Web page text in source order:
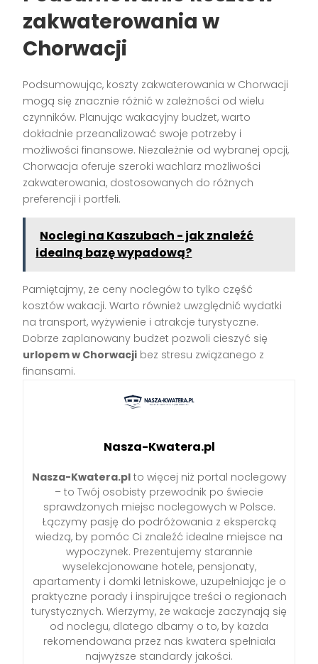
zakwaterowania w
Chorwacji
Podsumowując, koszty zakwaterowania w Chorwacji
mogą się znacznie różnić w zależności od wielu
czynników. Planując wakacyjny budżet, warto
dokładnie przeanalizować swoje potrzeby i
możliwości finansowe. Niezależnie od wybranej opcji,
Chorwacja oferuje szeroki wachlarz możliwości
zakwaterowania, dostosowanych do różnych
preferencji i portfeli.
Noclegi na Kaszubach - jak znaleźć
idealną bazę wypadową?
Pamiętajmy, że ceny noclegów to tylko część
kosztów wakacji. Warto również uwzględnić wydatki
na transport, wyżywienie i atrakcje turystyczne.
Dobrze zaplanowany budżet pozwoli cieszyć się
urlopem w Chorwacji bez stresu związanego z
finansami.
Nasza-Kwatera.pl
Nasza-Kwatera.plto więcej niż portal noclegowy
– to Twój osobisty przewodnik po świecie
sprawdzonych miejsc noclegowych w Polsce.
Łączymy pasję do podróżowania z ekspercką
wiedzą, by pomóc Ci znaleźć idealne miejsce na
wypoczynek. Prezentujemy starannie
wyselekcjonowane hotele, pensjonaty,
apartamenty i domki letniskowe, uzupełniając je o
praktyczne porady i inspirujące treści o regionach
turystycznych. Wierzymy, że wakacje zaczynają się
od noclegu, dlatego dbamy o to, by każda
rekomendowana przez nas kwatera spełniała
najwyższe standardy jakości.